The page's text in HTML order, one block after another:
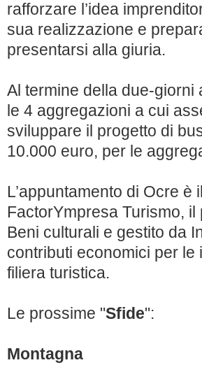
rafforzare l’idea
sua realizzazione e
presentarsi alla giuria.
Al termine della due-
le 4 aggregazioni a cui
sviluppare il progetto di
10.000 euro, per le
L’appuntamento di Ocre
FactorYmpresa Turismo,
Beni culturali e gestito da
contributi economici per
filiera turistica.
Le prossime "Sfide":
Montagna